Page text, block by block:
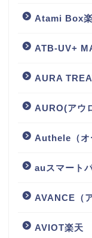
Atami Box
ATB-UV+
AURA
AURO(アウ
Authele（オ
auスマート
AVANCE（
AVIOT楽天